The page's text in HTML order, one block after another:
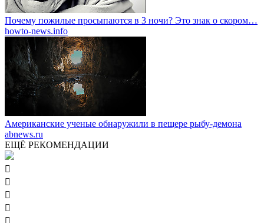
Почему пожилые просыпаются в 3 ночи? Это знак о скором…
howto-news.info
Американские ученые обнаружили в пещере рыбу-демона
abnews.ru
ЕЩЁ РЕКОМЕНДАЦИИ




